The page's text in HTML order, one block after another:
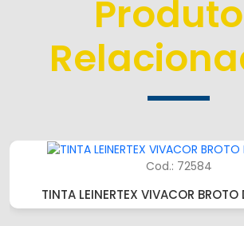
Cod.: 72584
TINTA LEINERTEX VIVACOR BROTO